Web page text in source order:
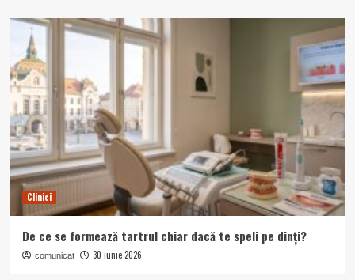
Clinici
De ce se formează tartrul chiar dacă te speli pe dinți?
comunicat 30 iunie 2026